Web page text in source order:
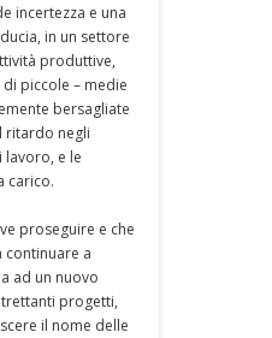
incertezza e una
in un settore
produttive,
piccole – medie
bersagliate
ritardo negli
lavoro, e le
carico.
proseguire e che
continuare a
ad un nuovo
progetti,
il nome delle